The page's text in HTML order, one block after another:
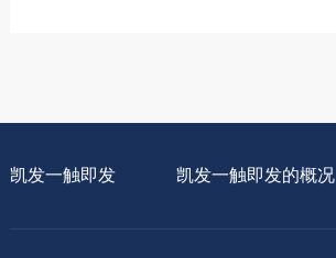
凯发一触即发 凯发一触即发的概况